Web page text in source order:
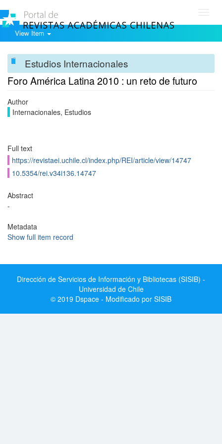
View Item
Estudios Internacionales
Foro América Latina 2010 : un reto de futuro
Author
Internacionales, Estudios
Full text
https://revistaei.uchile.cl/index.php/REI/article/view/14747
10.5354/rei.v34i136.14747
Abstract
-
Metadata
Show full item record
Dirección de Servicios de Información y Bibliotecas (SISIB) -
Universidad de Chile
© 2019 Dspace - Modificado por SISIB